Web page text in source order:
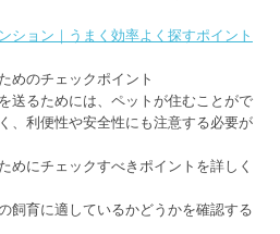
ション｜うまく効率よく探すポイント
めのチェックポイント
送るためには、ペットが住むことがで
、利便性や安全性にも注意する必要が
めにチェックすべきポイントを詳しく
飼育に適しているかどうかを確認する